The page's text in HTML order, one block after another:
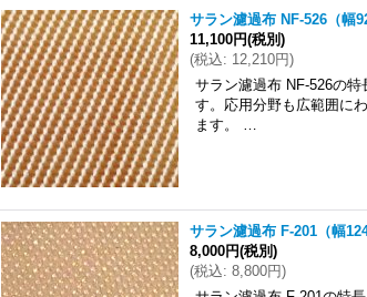
サラン濾過布 NF-526（幅
11,100円(税別)
(税込: 12,210円)
サラン濾過布 NF-526の
す。応用分野も広範囲に
ます。 …
サラン濾過布 F-201（幅
8,000円(税別)
(税込: 8,800円)